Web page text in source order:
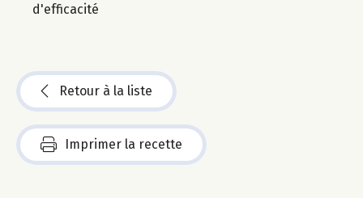
d'efficacité
Retour à la liste
Imprimer la recette